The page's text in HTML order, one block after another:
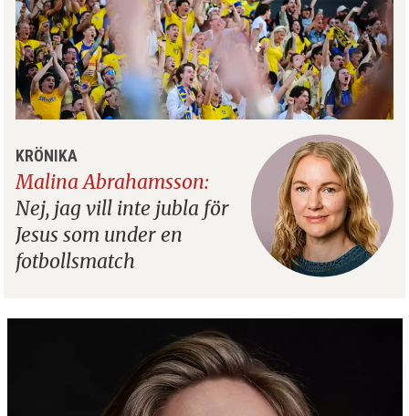
KRÖNIKA
Malina Abrahamsson:
Nej, jag vill inte jubla för
Jesus som under en
fotbollsmatch